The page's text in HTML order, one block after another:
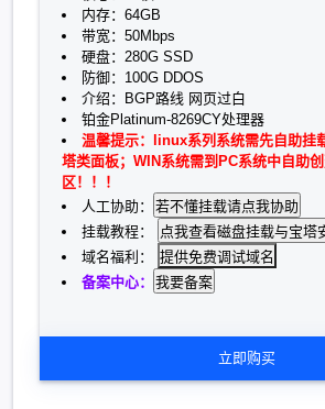
内存：64GB
带宽：50Mbps
硬盘：280G SSD
防御：100G DDOS
介绍：BGP路线 网页过白
铂金Platinum-8269CY处理器
温馨提示：linux系列系统需先自助挂
塔类面板；WIN系统需到PC系统中自助
区！！！
人工协助：
挂载教程：
域名福利：
提供免费调试域名
备案中心：
立即购买